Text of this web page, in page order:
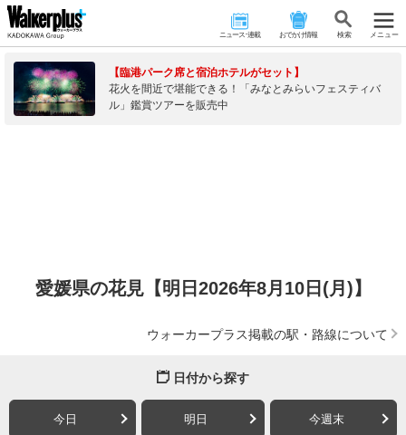
ニュース･連載 おでかけ情報 検 索 メニュー
【臨港パーク席と宿泊ホテルがセット】
花火を間近で堪能できる！「みなとみらいフェスティバ
ル」鑑賞ツアーを販売中
愛媛県の花見【明日2026年8月10日(月)】
ウォーカープラス掲載の駅・路線について
日付から探す
今日 明日 今週末